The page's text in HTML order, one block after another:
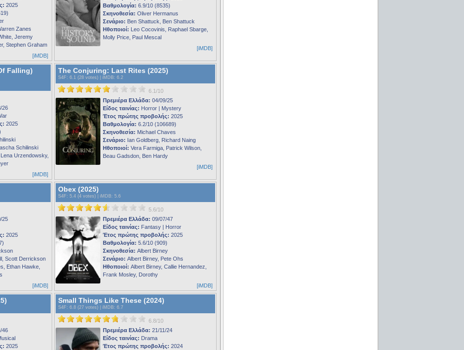
2025
Zanes
Jeremy
Stephen Graham
[iMDB]
Βαθμολογία: 6.9/10 (8535)
Σκηνοθεσία: Oliver Hermanus
Σενάριο: Ben Shattuck, Ben Shattuck
Ηθοποιοί: Leo Cocovinis, Raphael Sbarge,
Molly Price, Paul Mescal
[iMDB]
Falling)
26
2025
Schilinski
Urzendowsky,
[iMDB]
The Conjuring: Last Rites (2025)
S4F : 6.1 (28 votes) | iMDB: 6.2
6.1/10
Πρεμιέρα Ελλάδα: 04/09/25
Είδος ταινίας: Horror | Mystery
Έτος πρώτης προβολής: 2025
Βαθμολογία: 6.2/10 (106689)
Σκηνοθεσία: Michael Chaves
Σενάριο: Ian Goldberg, Richard Naing
Ηθοποιοί: Vera Farmiga, Patrick Wilson,
Beau Gadsdon, Ben Hardy
[iMDB]
25
2025
Scott Derrickson
Ethan Hawke,
[iMDB]
Obex (2025)
S4F : 5.4 (4 votes) | iMDB: 5.6
5.6/10
Πρεμιέρα Ελλάδα: 09/07/47
Είδος ταινίας: Fantasy | Horror
Έτος πρώτης προβολής: 2025
Βαθμολογία: 5.6/10 (909)
Σκηνοθεσία: Albert Birney
Σενάριο: Albert Birney, Pete Ohs
Ηθοποιοί: Albert Birney, Callie Hernandez,
Frank Mosley, Dorothy
[iMDB]
46
2025
Small Things Like These (2024)
S4F : 6.8 (27 votes) | iMDB: 6.7
6.8/10
Πρεμιέρα Ελλάδα: 21/11/24
Είδος ταινίας: Drama
Έτος πρώτης προβολής: 2024